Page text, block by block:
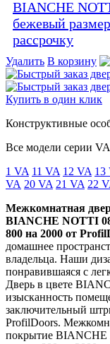
Удалить В корзину
Купить в один клик
Конструктивные
Все модели серии
1 VA 11 VA 12 VA 13
VA 20 VA 21 VA 22
Межкомнатная
BIANCHE NOTTI
800 на 2000 от
домашнее
владельца. Наши
понравившаяся с
Дверь в цвете
изысканность
заключительный
ProfilDoors.
покрытие BIANCHE